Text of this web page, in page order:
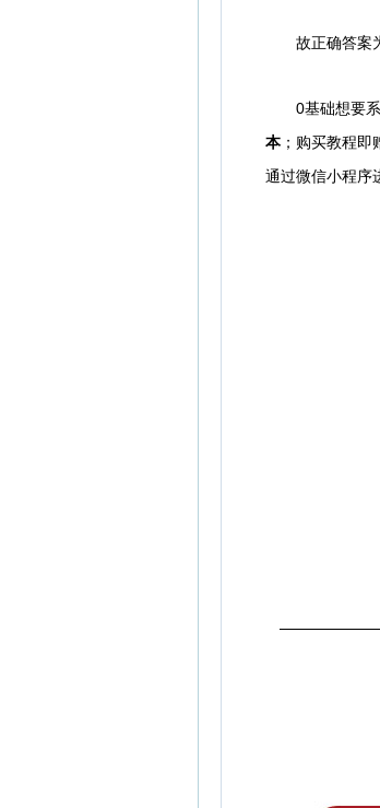
故正确答案为
0基础想要
本； 购买教程即
通过微信小程序